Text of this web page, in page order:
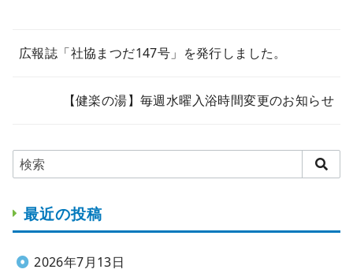
広報誌「社協まつだ147号」を発行しました。
【健楽の湯】毎週水曜入浴時間変更のお知らせ
最近の投稿
2026年7月13日